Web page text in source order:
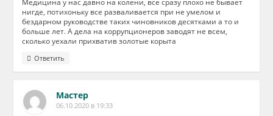
нигде, потихоньку все разваливается при не умелом и
бездарном руководстве таких чиновников десятками а то и
больше лет. А дела на коррупционеров заводят не всем,
сколько уехали прихватив золотые корыта
Ответить
Мастер
06.10.2020 в 19:33